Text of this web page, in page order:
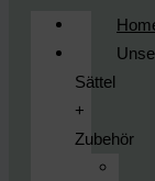
Sättel
+
Zubehör